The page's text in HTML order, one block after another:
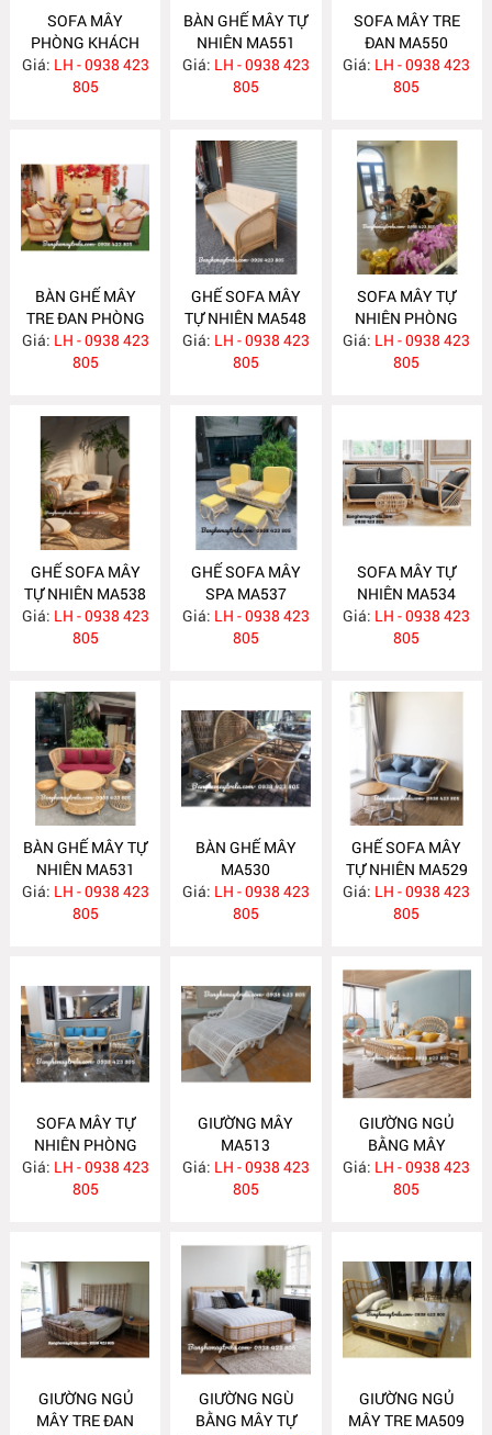
SOFA MÂY
PHÒNG KHÁCH
MA557
Giá: LH - 0938 423
805
BÀN GHẾ MÂY TỰ
NHIÊN MA551
Giá: LH - 0938 423
805
SOFA MÂY TRE
ĐAN MA550
Giá: LH - 0938 423
805
BÀN GHẾ MÂY
TRE ĐAN PHÒNG
KHÁCH MA549
Giá: LH - 0938 423
805
GHẾ SOFA MÂY
TỰ NHIÊN MA548
Giá: LH - 0938 423
805
SOFA MÂY TỰ
NHIÊN PHÒNG
KHÁCH MA547
Giá: LH - 0938 423
805
GHẾ SOFA MÂY
TỰ NHIÊN MA538
Giá: LH - 0938 423
805
GHẾ SOFA MÂY
SPA MA537
Giá: LH - 0938 423
805
SOFA MÂY TỰ
NHIÊN MA534
Giá: LH - 0938 423
805
BÀN GHẾ MÂY TỰ
NHIÊN MA531
Giá: LH - 0938 423
805
BÀN GHẾ MÂY
MA530
Giá: LH - 0938 423
805
GHẾ SOFA MÂY
TỰ NHIÊN MA529
Giá: LH - 0938 423
805
SOFA MÂY TỰ
NHIÊN PHÒNG
KHÁCH KIỂU HIỆN
ĐẠI MA523
Giá: LH - 0938 423
805
GIƯỜNG MÂY
MA513
Giá: LH - 0938 423
805
GIƯỜNG NGỦ
BẰNG MÂY
MA512
Giá: LH - 0938 423
805
GIƯỜNG NGỦ
MÂY TRE ĐAN
GIƯỜNG NGÙ
BẰNG MÂY TỰ
GIƯỜNG NGỦ
MÂY TRE MA509